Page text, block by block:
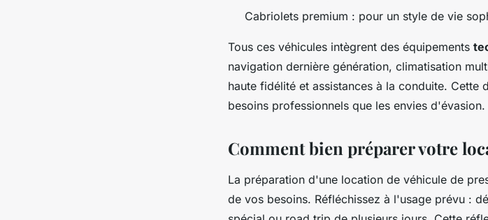
Cabriolets premium : pour un style de vie
Tous ces véhicules intègrent des équipements
navigation dernière génération, climatisation
haute fidélité et assistances à la conduite. Cette
besoins professionnels que les envies d'évasion.
Comment bien préparer votre
La préparation d'une location de véhicule de
de vos besoins. Réfléchissez à l'usage prévu :